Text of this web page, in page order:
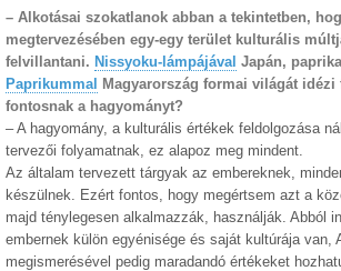
– Alkotásai szokatlanok abban a tekintetben,
megtervezésében egy-egy terület kulturális
felvillantani. Nissyoku-lámpájával Japán,
Paprikummal Magyarország formai világát
fontosnak a hagyományt?
– A hagyomány, a kulturális értékek feldolgozása
tervezői folyamatnak, ez alapoz meg mindent.
Az általam tervezett tárgyak az embereknek,
készülnek. Ezért fontos, hogy megértsem azt a
majd ténylegesen alkalmazzák, használják. Abból
embernek külön egyénisége és saját kultúrája van,
megismerésével pedig maradandó értékeket